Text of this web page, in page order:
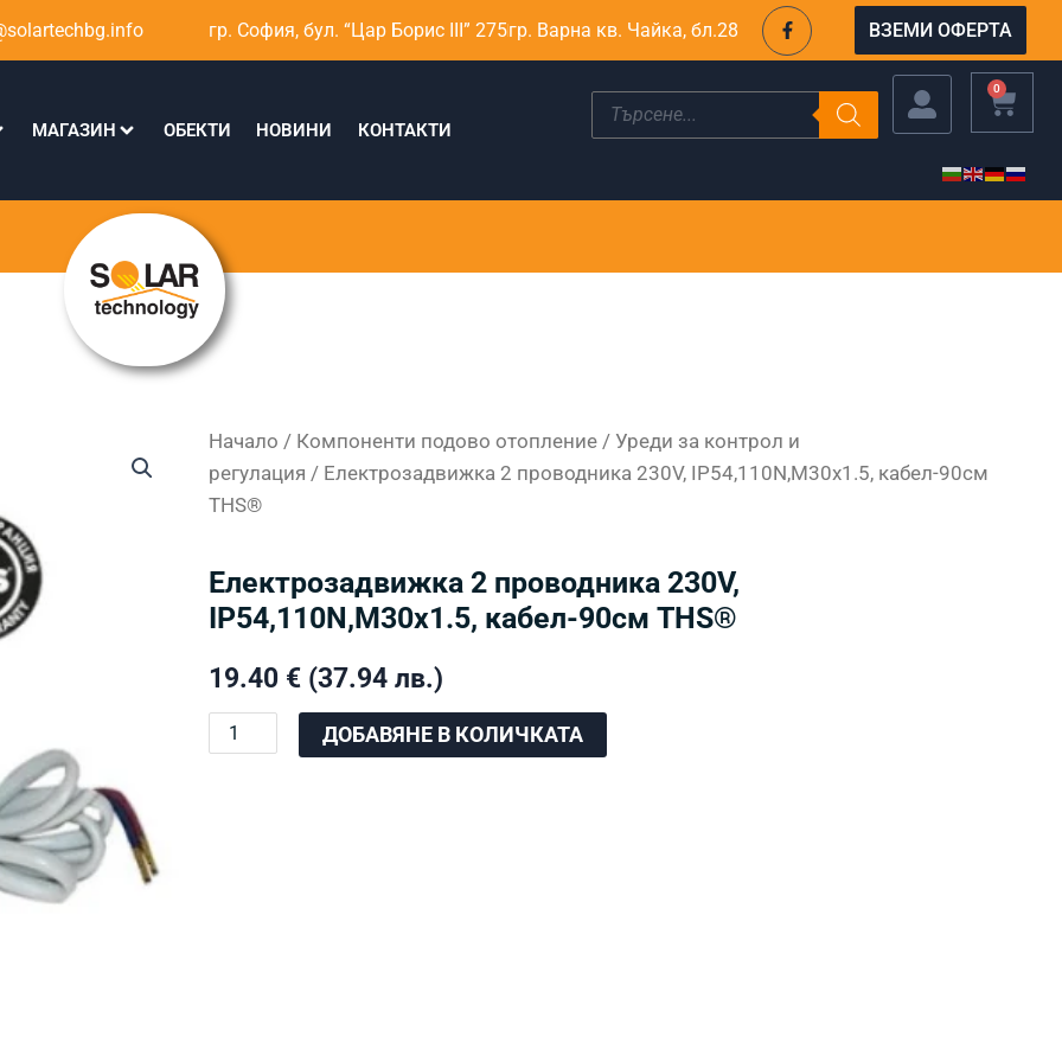
гр. София, бул. “Цар Борис III” 275гр. Варна кв. Чайка, бл.28
F
a
c
e
k
ВЗЕМИ ОФЕРТА
МАГАЗИН ОБЕКТИ НОВИНИ КОНТАКТИ
Products
search
0
CART
Начало / Компоненти подово отопление / Уреди за контрол и
регулация / Електрозадвижка 2 проводника 230V, IP54,110N,M30х1.5, кабел-90см
THS®
Електрозадвижка 2 проводника 230V,
IP54,110N,M30х1.5, кабел-90см THS®
19.40 € (37.94 лв.)
количество
за
ДОБАВЯНЕ В КОЛИЧКАТА